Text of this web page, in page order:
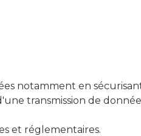
notamment en
transmission de
et réglementaires.